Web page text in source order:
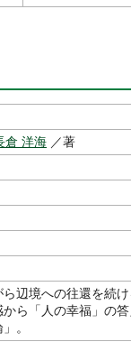
倉 洋海 ／著
辺境への往還を続
ら「人の幸福」の
。